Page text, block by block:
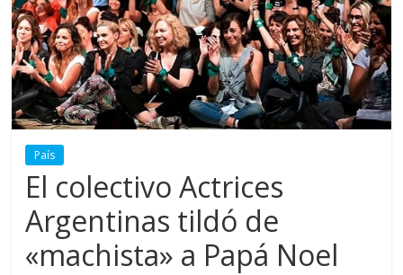
País
El colectivo Actrices
Argentinas tildó de
«machista» a Papá Noel